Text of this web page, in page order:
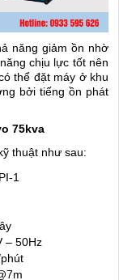
năng giảm ồn nhờ
chịu lực tốt nên
thể đặt máy ở khu
bởi tiếng ồn phát
75kva
thuật như sau:
1
50Hz